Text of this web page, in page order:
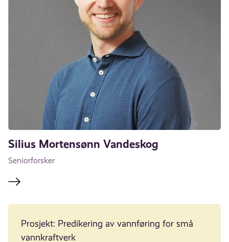
Silius Mortensønn Vandeskog
Seniorforsker
Prosjekt: Predikering av vannføring for små
vannkraftverk